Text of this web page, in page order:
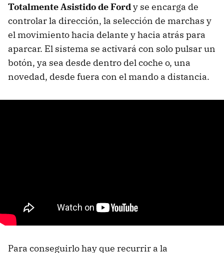
Totalmente Asistido de Fordy se encarga de
controlar la dirección, la selección de marchas y
el movimiento hacia delante y hacia atrás para
aparcar. El sistema se activará con solo pulsar un
botón, ya sea desde dentro del coche o, una
novedad, desde fuera con el mando a distancia.
Para conseguirlo hay que recurrir a la